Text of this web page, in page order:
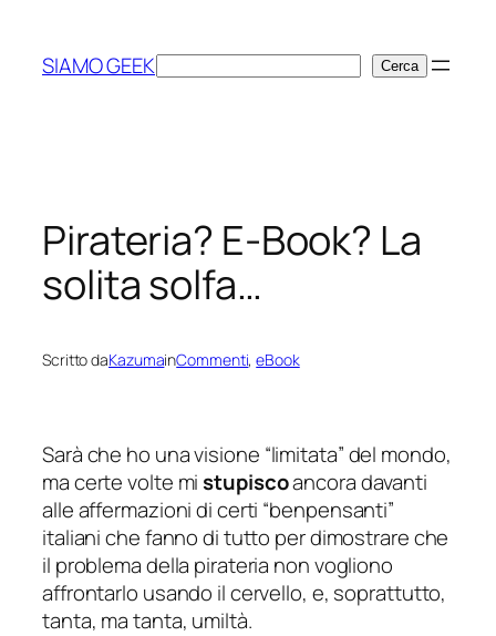
contenuto
SIAMO GEEKCerca Cerca
Pirateria? E-Book? La
solita solfa…
Scritto daKazumainCommenti, eBook
Sarà che ho una visione “limitata” del mondo,
ma certe volte mistupiscoancora davanti
alle affermazioni di certi “benpensanti”
italiani che fanno di tutto per dimostrare che
il problema della pirateria non vogliono
affrontarlo usando il cervello, e, soprattutto,
tanta, ma tanta, umiltà.